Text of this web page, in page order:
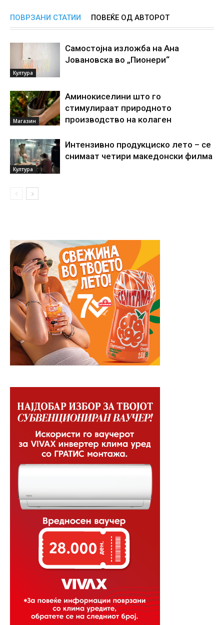
ПОВРЗАНИ СТАТИИ ПОВЕЌЕ ОД АВТОРОТ
Култура
Самостојна изложба на Ана
Јовановска во „Пионери“
Магазин
Аминокиселини што го
стимулираат природното
производство на колаген
Култура
Интензивно продукциско лето – се
снимаат четири македонски филма